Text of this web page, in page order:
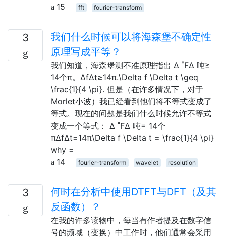
15
fft fourier-transform
3
我们什么时候可以将海森堡不确定性
原理写成平等？
我们知道，海森堡测不准原理指出 Δ ˚FΔ 吨≥
14个π。ΔfΔt≥14π.\Delta f \Delta t \geq
\frac{1}{4 \pi}. 但是（在许多情况下，对于
Morlet小波）我已经看到他们将不等式变成了
等式。现在的问题是我们什么时候允许不等式
变成一个等式： Δ ˚FΔ 吨= 14个
πΔfΔt=14π\Delta f \Delta t = \frac{1}{4 \pi}
why =
14
fourier-transform wavelet resolution
3
何时在分析中使用DTFT与DFT（及其
反函数）？
在我的许多读物中，每当有作者提及在数字信
号的频域（变换）中工作时，他们通常会采用